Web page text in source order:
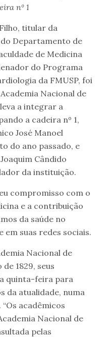
nº 1
titular da
Departamento de
de Medicina
do Programa
da FMUSP, foi
Nacional de
a integrar a
a cadeira nº 1,
José Manoel
do ano passado, e
Cândido
da instituição.
compromisso com o
e a contribuição
da saúde no
em suas redes sociais.
Nacional de
1829, seus
quinta-feira para
da atualidade, numa
acadêmicos
Nacional de
pelas